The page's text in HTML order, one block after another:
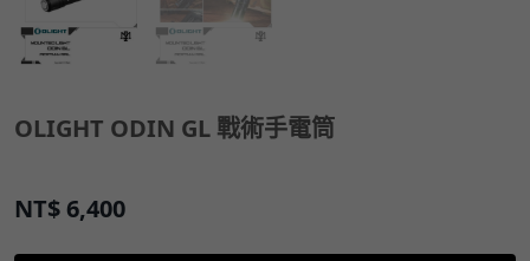
OLIGHT ODIN GL 戰術手電筒
NT$6,400